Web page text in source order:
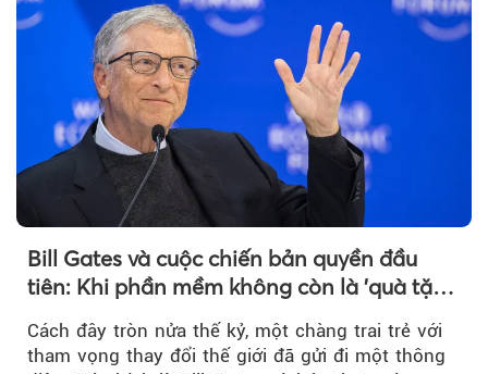
Bill Gates và cuộc chiến bản quyền đầu
tiên: Khi phần mềm không còn là 'quà tặng
Cách đây tròn nửa thế kỷ, một chàng trai trẻ với
tham vọng thay đổi thế giới đã gửi đi một thông